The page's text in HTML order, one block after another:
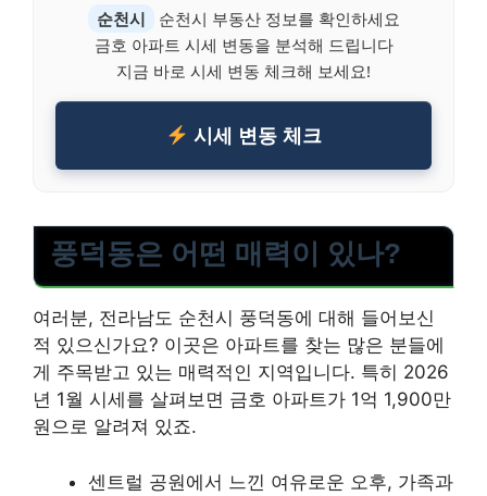
순천시
순천시 부동산 정보를 확인하세요
금호 아파트 시세 변동을 분석해 드립니다
지금 바로 시세 변동 체크해 보세요!
시세 변동 체크
풍덕동은 어떤 매력이 있나?
여러분, 전라남도 순천시 풍덕동에 대해 들어보신
적 있으신가요? 이곳은 아파트를 찾는 많은 분들에
게 주목받고 있는 매력적인 지역입니다. 특히 2026
년 1월 시세를 살펴보면 금호 아파트가 1억 1,900만
원으로 알려져 있죠.
센트럴 공원에서 느낀 여유로운 오후, 가족과